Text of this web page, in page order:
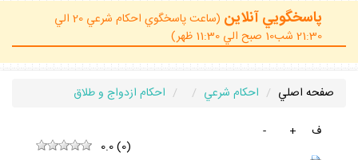
پاسخگويي آنلاين
(ساعت پاسخگوي احكام شرعي 20 الي
21:30 شب10 صبح الي 11:30 ظهر)
صفحه اصلي احكام شرعي
احكام ازدواج و طلاق
ف
+
-
0.0(0)